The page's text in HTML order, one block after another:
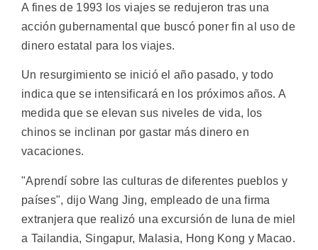
A fines de 1993 los viajes se redujeron tras una
acción gubernamental que buscó poner fin al uso de
dinero estatal para los viajes.
Un resurgimiento se inició el año pasado, y todo
indica que se intensificará en los próximos años. A
medida que se elevan sus niveles de vida, los
chinos se inclinan por gastar más dinero en
vacaciones.
"Aprendí sobre las culturas de diferentes pueblos y
países", dijo Wang Jing, empleado de una firma
extranjera que realizó una excursión de luna de miel
a Tailandia, Singapur, Malasia, Hong Kong y Macao.